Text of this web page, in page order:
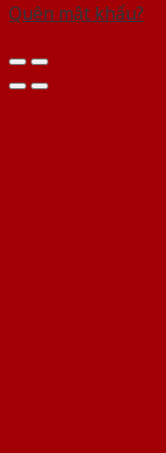
Quên mật khẩu?